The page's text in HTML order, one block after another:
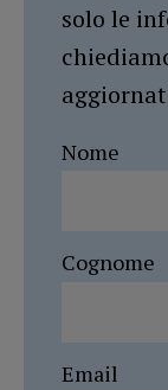
solo le
Nome
Cognome
Email